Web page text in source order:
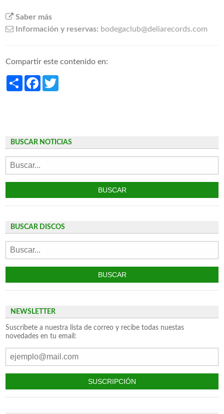
Saber más
Información y reservas: bodegaclub@deliarecords.com
Compartir este contenido en:
ShareFacebook
BUSCAR NOTICIAS
BUSCAR DISCOS
NEWSLETTER
Suscríbete a nuestra lista de correo y recibe todas nuestas
novedades en tu email: